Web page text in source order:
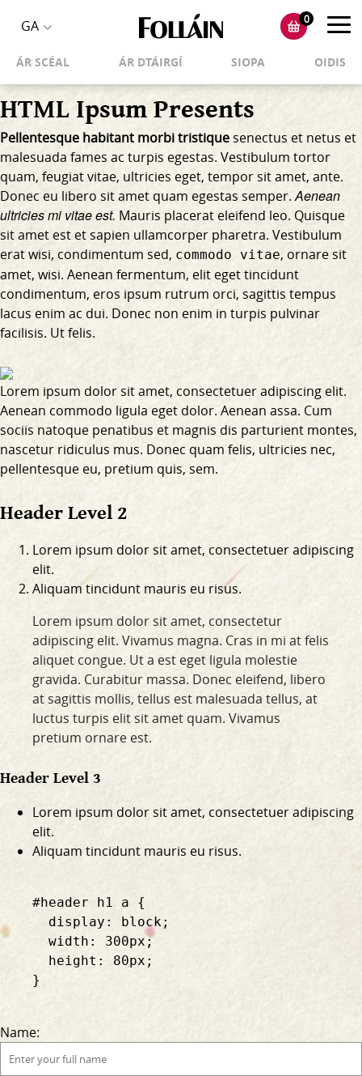
GA
language
selector
0
ÁR SCÉAL ÁR DTÁIRGÍ SIOPA OIDIS
HTML Ipsum Presents
Pellentesque habitant morbi tristiquesenectus et netus et
malesuada fames ac turpis egestas. Vestibulum tortor
quam, feugiat vitae, ultricies eget, tempor sit amet, ante.
Donec eu libero sit amet quam egestas semper.Aenean
ultricies mi vitae est. Mauris placerat eleifend leo. Quisque
sit amet est et sapien ullamcorper pharetra. Vestibulum
erat wisi, condimentum sed, commodo vitae, ornare sit
amet, wisi. Aenean fermentum, elit eget tincidunt
condimentum, eros ipsum rutrum orci, sagittis tempus
lacus enim ac dui. Donec non enim in turpis pulvinar
facilisis. Ut felis.
Lorem ipsum dolor sit amet, consectetuer adipiscing elit.
Aenean commodo ligula eget dolor. Aenean assa. Cum
sociis natoque penatibus et magnis dis parturient montes,
nascetur ridiculus mus. Donec quam felis, ultricies nec,
pellentesque eu, pretium quis, sem.
Header Level 2
Lorem ipsum dolor sit amet, consectetuer adipiscing
elit.
Aliquam tincidunt mauris eu risus.
Lorem ipsum dolor sit amet, consectetur
adipiscing elit. Vivamus magna. Cras in mi at felis
aliquet congue. Ut a est eget ligula molestie
gravida. Curabitur massa. Donec eleifend, libero
at sagittis mollis, tellus est malesuada tellus, at
luctus turpis elit sit amet quam. Vivamus
pretium ornare est.
Header Level 3
Lorem ipsum dolor sit amet, consectetuer adipiscing
elit.
Aliquam tincidunt mauris eu risus.
    #header h1 a {
      display: block;
      width: 300px;
      height: 80px;
    }
Name: